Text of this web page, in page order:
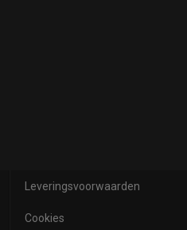
Leveringsvoorwaarden
Cookies